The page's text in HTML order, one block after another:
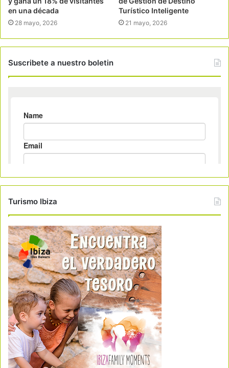
en una década
28 mayo, 2026
Turístico Inteligente
21 mayo, 2026
Suscribete a nuestro boletin
Turismo Ibiza